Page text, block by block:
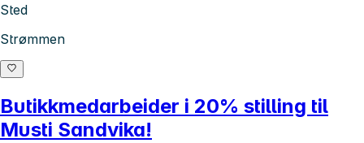
Sted
Strømmen
Butikkmedarbeider i 20% stilling til
Musti Sandvika!